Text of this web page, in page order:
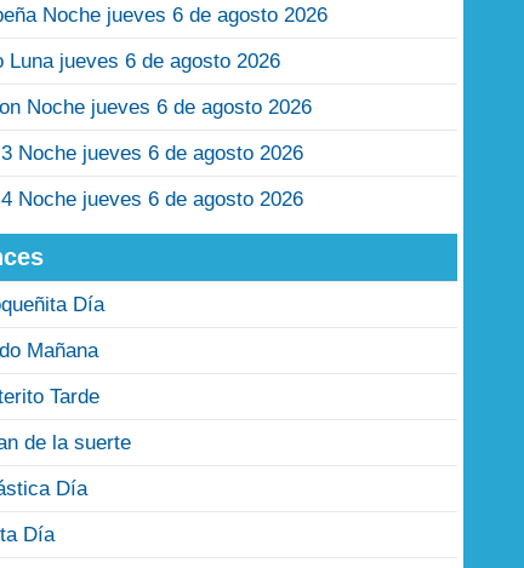
Noche jueves 6 de agosto 2026
Luna jueves 6 de agosto 2026
Noche jueves 6 de agosto 2026
Noche jueves 6 de agosto 2026
Noche jueves 6 de agosto 2026
Día
Mañana
Tarde
de la suerte
Día
Día